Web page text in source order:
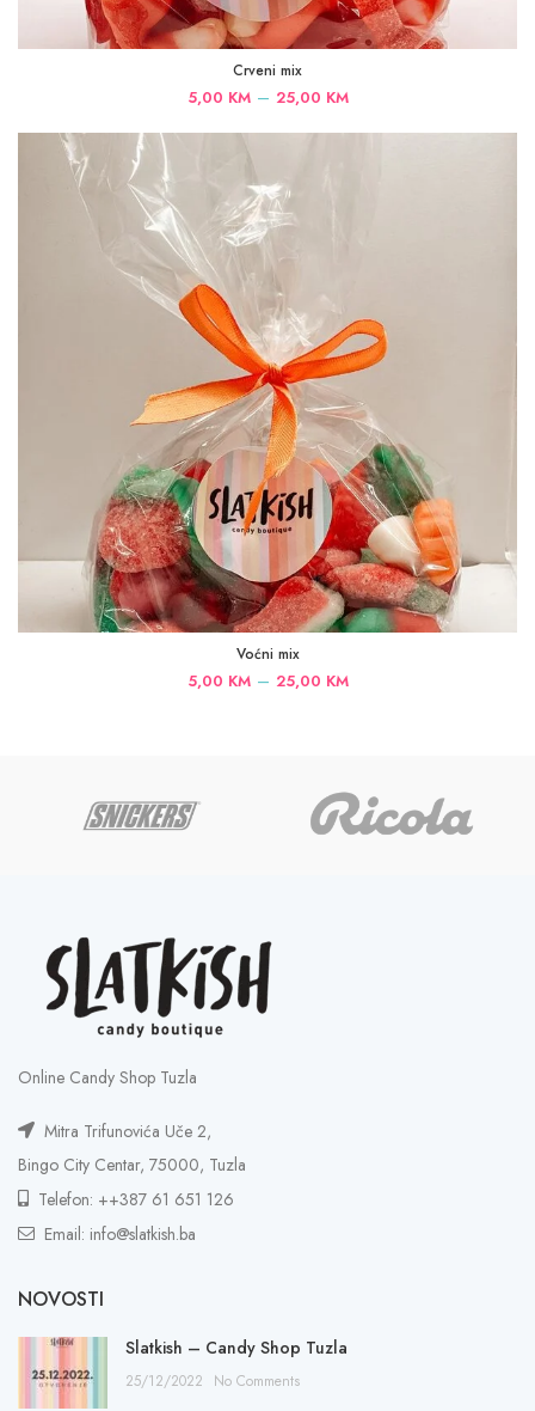
Crveni mix
5,00 KM – 25,00 KMPrice
5,00 KM
Voćni mix
5,00 KM – 25,00 KMPrice
Online Candy Shop Tuzla
Mitra Trifunovića Uče 2,
Bingo City Centar, 75000, Tuzla
Telefon: ++387 61 651 126
Email: info@slatkish.ba
NOVOSTI
Slatkish – Candy Shop Tuzla
25/12/2022 No Comments